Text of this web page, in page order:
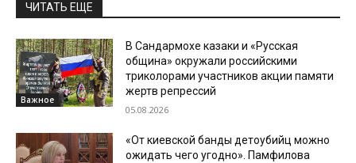
ЧИТАТЬ ЕЩЕ
Важное
В Сандармохе казаки и «Русская
община» окружали российскими
триколорами участников акции памяти
жертв репрессий
05.08.2026
«От киевской банды детоубийц можно
ожидать чего угодно». Памфилова